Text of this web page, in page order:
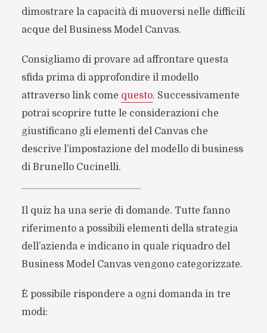
dimostrare la capacità di muoversi nelle difficili
acque del Business Model Canvas.
Consigliamo di provare ad affrontare questa
sfida prima di approfondire il modello
attraverso link come questo. Successivamente
potrai scoprire tutte le considerazioni che
giustificano gli elementi del Canvas che
descrive l’impostazione del modello di business
di Brunello Cucinelli.
Il quiz ha una serie di domande. Tutte fanno
riferimento a possibili elementi della strategia
dell’azienda e indicano in quale riquadro del
Business Model Canvas vengono categorizzate.
È possibile rispondere a ogni domanda in tre
modi: